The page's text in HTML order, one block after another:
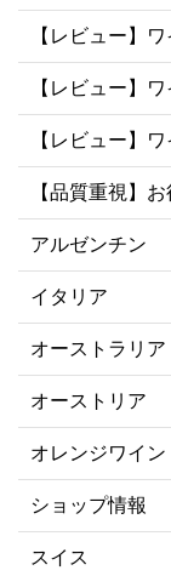
【レビュー】
【レビュー】
【レビュー】
【品質重視】
アルゼンチン
イタリア
オーストラリア
オーストリア
オレンジワイン
ショップ情報
スイス